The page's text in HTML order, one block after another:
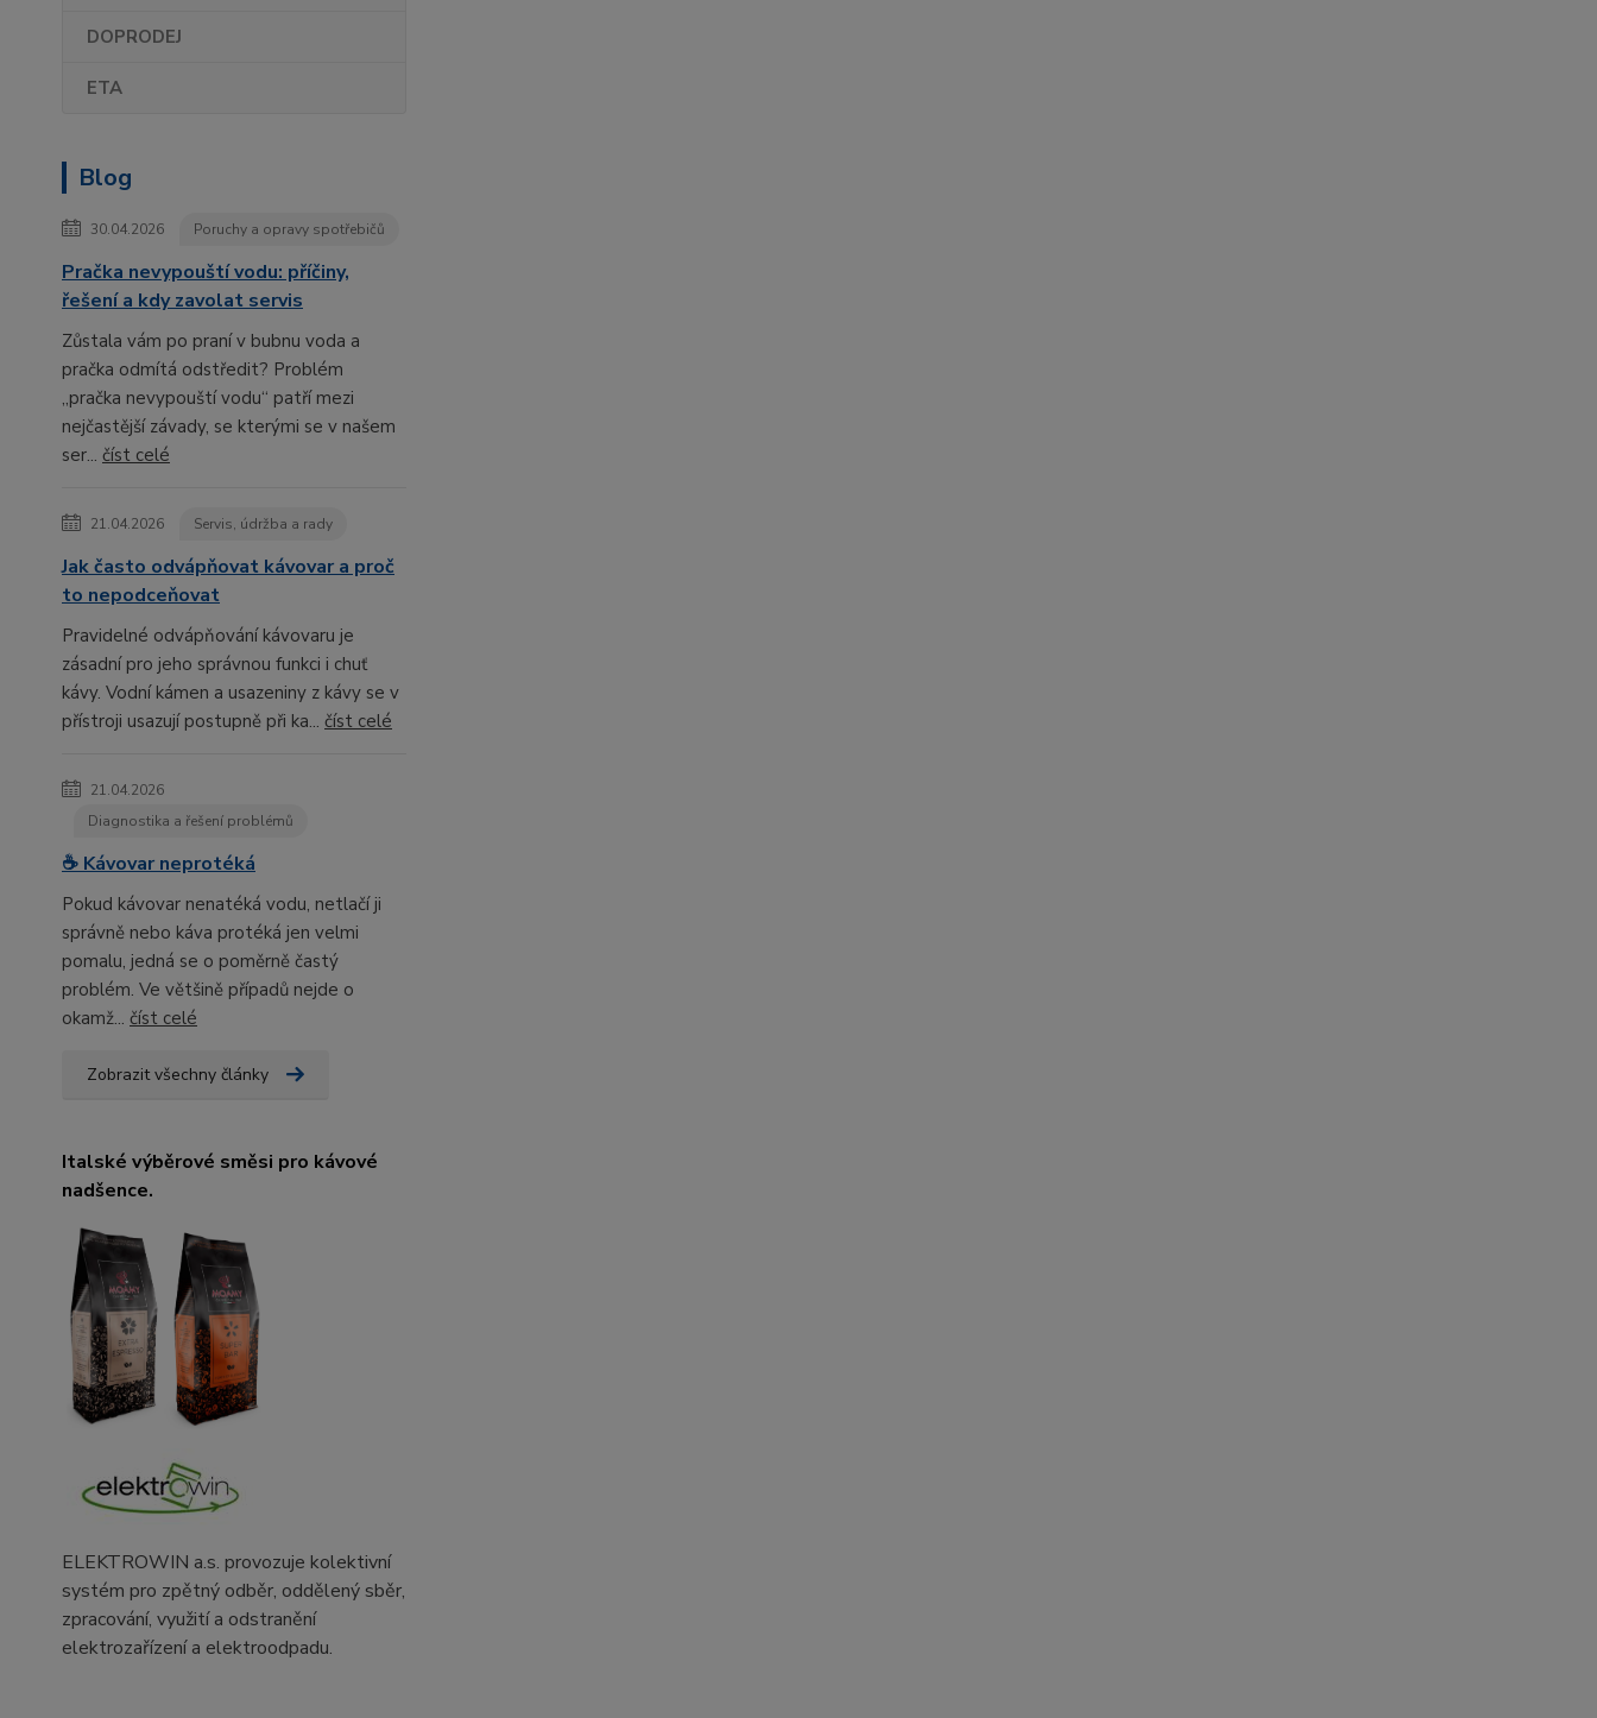
DOPRODEJ
ETA
Blog
30.04.2026 Poruchy a opravy spotřebičů
Pračka nevypouští vodu: příčiny,
řešení a kdy zavolat servis
Zůstala vám po praní v bubnu voda a
pračka odmítá odstředit? Problém
„pračka nevypouští vodu“ patří mezi
nejčastější závady, se kterými se v našem
ser... číst celé
21.04.2026 Servis, údržba a rady
Jak často odvápňovat kávovar a proč
to nepodceňovat
Pravidelné odvápňování kávovaru je
zásadní pro jeho správnou funkci i chuť
kávy. Vodní kámen a usazeniny z kávy se v
přístroji usazují postupně při ka... číst celé
21.04.2026
Diagnostika a řešení problémů
☕ Kávovar neprotéká
Pokud kávovar nenatéká vodu, netlačí ji
správně nebo káva protéká jen velmi
pomalu, jedná se o poměrně častý
problém. Ve většině případů nejde o
okamž... číst celé
Zobrazit všechny články
Italské výběrové směsi pro kávové
nadšence.
ELEKTROWIN a.s. provozuje kolektivní
systém pro zpětný odběr, oddělený sběr,
zpracování, využití a odstranění
elektrozařízení a elektroodpadu.